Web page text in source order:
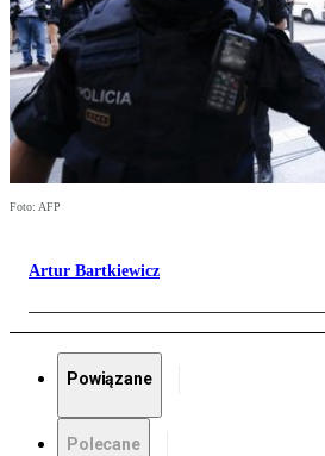
Foto: AFP
Artur Bartkiewicz
Powiązane
Polecane